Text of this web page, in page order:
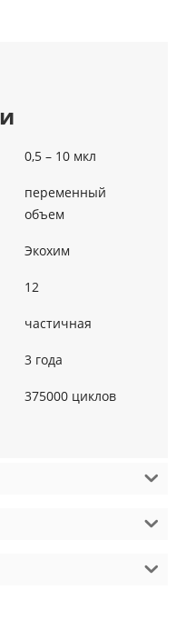
0,5 – 10 мкл
переменный
объем
Экохим
12
частичная
3 года
375000 циклов